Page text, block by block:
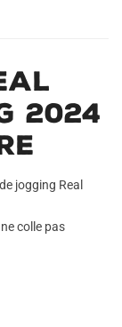
2024
jogging Real
colle pas